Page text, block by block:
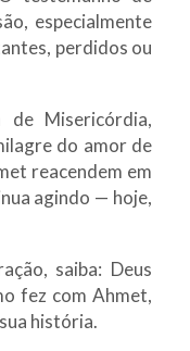
especialmente
perdidos ou
de Misericórdia,
do amor de
reacendem em
agindo — hoje,
saiba: Deus
fez com Ahmet,
história.